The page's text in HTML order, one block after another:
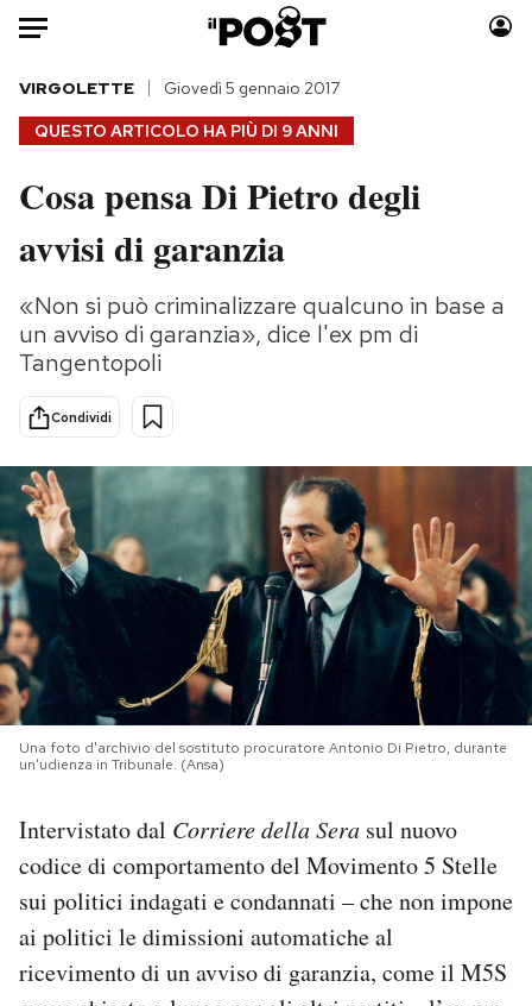
Auto
HOME
Italia
Politica
Tecnologia
Internet
Scienza
Cultura
Economia
Sport
Moda
Storie/Idee
Ok Boomer!
Mondiali calcio 2026
PODCAST
NEWSLETTER
I MIEI PREFERITI
CALENDARIO
AREA PERSONALE
QUESTO ARTICOLO HA PIÙ DI 9 ANNI
VIRGOLETTE Giovedì 5 gennaio 2017
Cosa pensa Di Pietro degli
avvisi di garanzia
«Non si può criminalizzare qualcuno in base a
un avviso di garanzia», dice l'ex pm di
Tangentopoli
Condividi
Una foto d'archivio del sostituto procuratore Antonio Di Pietro, durante
un'udienza in Tribunale. (Ansa)
Intervistato dal Corriere della Sera sul nuovo
codice di comportamento del Movimento 5 Stelle
sui politici indagati e condannati – che non impone
ai politici le dimissioni automatiche al
ricevimento di un avviso di garanzia, come il M5S